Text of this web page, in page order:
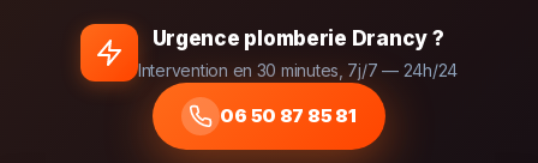
Urgence plomberie Drancy ?
Intervention en 30 minutes, 7j/7 — 24h/24
06 50 87 85 81